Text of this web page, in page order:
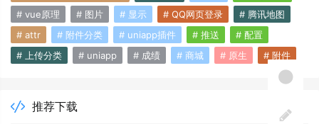
# vue原理
# 图片 # 显示 # QQ网页登录
# 腾讯地图
# attr
# 附件分类 # uniapp插件 # 推送
# 配置
# 上传分类
# uniapp # 成绩 # 商城 # 原生 # 附件
推荐下载